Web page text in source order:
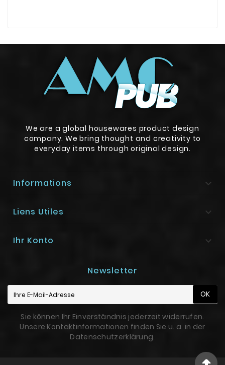
We are a global housewares product design
company. We bring thought and creativity to
everyday items through original design.
Informations 
Liens Utiles 
Ihr Konto 
Newsletter
OK
Sie können Ihr Einverständnis jederzeit widerrufen.
Unsere Kontaktinformationen finden Sie u. a. in der
Datenschutzerklärung.